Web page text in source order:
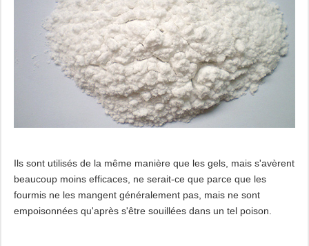
Ils sont utilisés de la même manière que les gels, mais s'avèrent
beaucoup moins efficaces, ne serait-ce que parce que les
fourmis ne les mangent généralement pas, mais ne sont
empoisonnées qu'après s'être souillées dans un tel poison.